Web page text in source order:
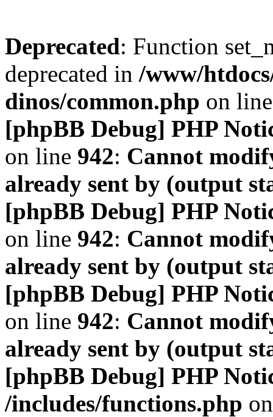
Deprecated: Function
deprecated in /www/
dinos/common.php on
[phpBB Debug] PHP
on line 942: Cannot
already sent by (output
[phpBB Debug] PHP
on line 942: Cannot
already sent by (output
[phpBB Debug] PHP
on line 942: Cannot
already sent by (output
[phpBB Debug] PHP
/includes/functions.php